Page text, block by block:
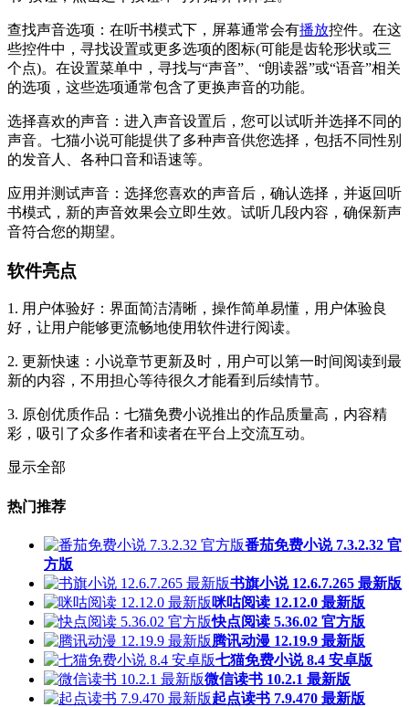
‌查找声音选项‌：在听书模式下，屏幕通常会有播放控件。在这
些控件中，寻找设置或更多选项的图标(可能是齿轮形状或三
个点)。在设置菜单中，寻找与“声音”、“朗读器”或“语音”相关
的选项，这些选项通常包含了更换声音的功能。
‌选择喜欢的声音‌：进入声音设置后，您可以试听并选择不同的
声音。七猫小说可能提供了多种声音供您选择，包括不同性别
的发音人、各种口音和语速等。
‌应用并测试声音‌：选择您喜欢的声音后，确认选择，并返回听
书模式，新的声音效果会立即生效。试听几段内容，确保新声
音符合您的期望。
软件亮点
1. 用户体验好：界面简洁清晰，操作简单易懂，用户体验良
好，让用户能够更流畅地使用软件进行阅读。
2. 更新快速：小说章节更新及时，用户可以第一时间阅读到最
新的内容，不用担心等待很久才能看到后续情节。
3. 原创优质作品：七猫免费小说推出的作品质量高，内容精
彩，吸引了众多作者和读者在平台上交流互动。
显示全部
热门推荐
番茄免费小说 7.3.2.32 官
方版
书旗小说 12.6.7.265 最新版
咪咕阅读 12.12.0 最新版
快点阅读 5.36.02 官方版
腾讯动漫 12.19.9 最新版
七猫免费小说 8.4 安卓版
微信读书 10.2.1 最新版
起点读书 7.9.470 最新版